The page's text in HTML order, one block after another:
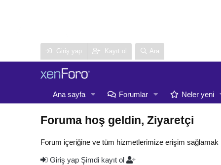
Giriş yap Kayıt ol Ara
Ana sayfa Forumlar Neler yeni
Foruma hoş geldin, Ziyaretçi
Forum içeriğine ve tüm hizmetlerimize erişim sağlamak
Giriş yap Şimdi kayıt ol